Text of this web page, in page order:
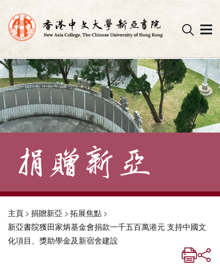
Skip
to
content
主頁> 捐贈新亞 > 拓展焦點>
新亞書院獲田家炳基金會捐款一千五百萬港元 支持中國文
化項目、獎助學金及新宿舍建設